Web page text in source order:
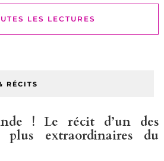
LES LECTURES
RÉCITS
! Le récit d’un des
plus extraordinaires du